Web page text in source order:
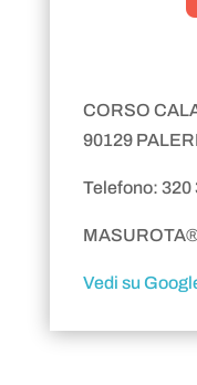
CORSO
90129
Telefono: 320
Vedi su